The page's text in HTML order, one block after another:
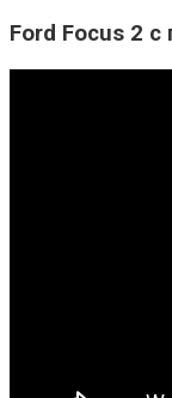
Ford Focus 2